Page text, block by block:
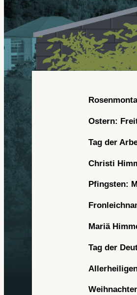
Ostern:
Tag der
Christi
Pfingsten:
Mariä
Tag der